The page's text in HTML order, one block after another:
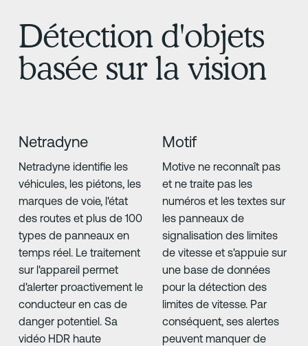
Détection d'objets
basée sur la vision
Netradyne
Netradyne identifie les
véhicules, les piétons, les
marques de voie, l'état
des routes et plus de 100
types de panneaux en
temps réel. Le traitement
sur l'appareil permet
d'alerter proactivement le
conducteur en cas de
danger potentiel. Sa
vidéo HDR haute
Motif
Motive ne reconnaît pas
et ne traite pas les
numéros et les textes sur
les panneaux de
signalisation des limites
de vitesse et s'appuie sur
une base de données
pour la détection des
limites de vitesse. Par
conséquent, ses alertes
peuvent manquer de